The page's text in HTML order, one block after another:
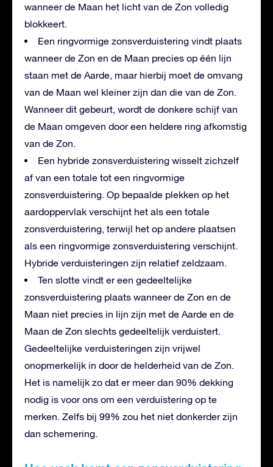
wanneer de Maan het licht van de Zon volledig
blokkeert.
Een ringvormige zonsverduistering vindt plaats
wanneer de Zon en de Maan precies op één lijn
staan met de Aarde, maar hierbij moet de omvang
van de Maan wel kleiner zijn dan die van de Zon.
Wanneer dit gebeurt, wordt de donkere schijf van
de Maan omgeven door een heldere ring afkomstig
van de Zon.
Een hybride zonsverduistering wisselt zichzelf
af van een totale tot een ringvormige
zonsverduistering. Op bepaalde plekken op het
aardoppervlak verschijnt het als een totale
zonsverduistering, terwijl het op andere plaatsen
als een ringvormige zonsverduistering verschijnt.
Hybride verduisteringen zijn relatief zeldzaam.
Ten slotte vindt er een gedeeltelijke
zonsverduistering plaats wanneer de Zon en de
Maan niet precies in lijn zijn met de Aarde en de
Maan de Zon slechts gedeeltelijk verduistert.
Gedeeltelijke verduisteringen zijn vrijwel
onopmerkelijk in door de helderheid van de Zon.
Het is namelijk zo dat er meer dan 90% dekking
nodig is voor ons om een verduistering op te
merken. Zelfs bij 99% zou het niet donkerder zijn
dan schemering.